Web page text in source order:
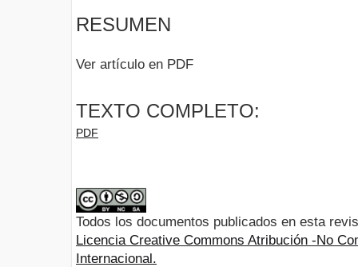
RESUMEN
Ver artículo en PDF
TEXTO COMPLETO:
PDF
Todos los documentos publicados en esta
Licencia Creative Commons Atribución -No
Internacional.